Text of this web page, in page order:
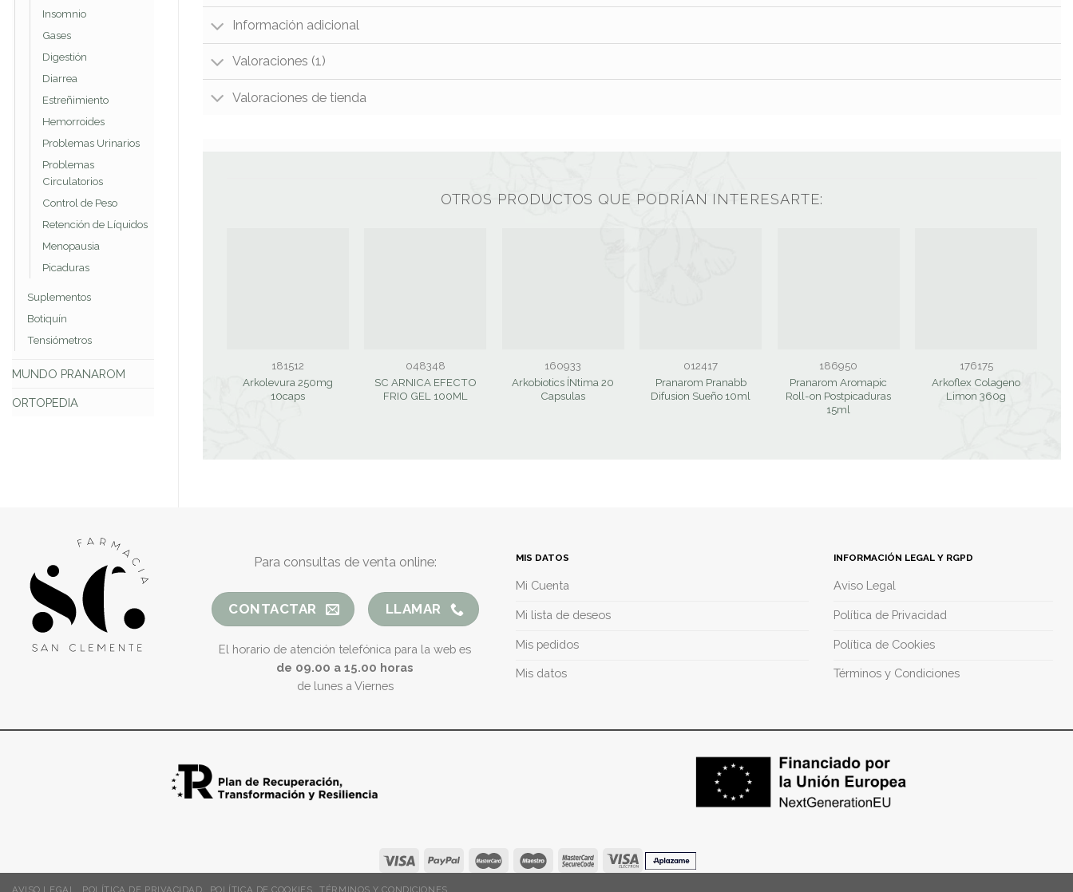
Insomnio
Gases
Digestión
Diarrea
Estreñimiento
Hemorroides
Problemas Urinarios
Problemas
Circulatorios
Control de Peso
Retención de Líquidos
Menopausia
Picaduras
Suplementos
Botiquín
Tensiómetros
MUNDO PRANAROM
ORTOPEDIA
Información adicional
Valoraciones (1)
Valoraciones de tienda
OTROS PRODUCTOS QUE PODRÍAN INTERESARTE:
181512
Arkolevura 250mg
10caps
048348
SC ARNICA EFECTO
FRIO GEL 100ML
160933
Arkobiotics ÍNtima 20
Capsulas
012417
Pranarom Pranabb
Difusion Sueño 10ml
186950
Pranarom Aromapic
Roll-on Postpicaduras
15ml
176175
Arkoflex Colageno
Limon 360g
Para consultas de venta online:
CONTACTAR LLAMAR
El horario de atención telefónica para la web es
de 09.00 a 15.00 horas
de lunes a Viernes
MIS DATOS
Mi Cuenta
Mi lista de deseos
Mis pedidos
Mis datos
INFORMACIÓN LEGAL Y RGPD
Aviso Legal
Política de Privacidad
Política de Cookies
Términos y Condiciones
AVISO LEGAL POLÍTICA DE PRIVACIDAD POLÍTICA DE COOKIES TÉRMINOS Y CONDICIONES